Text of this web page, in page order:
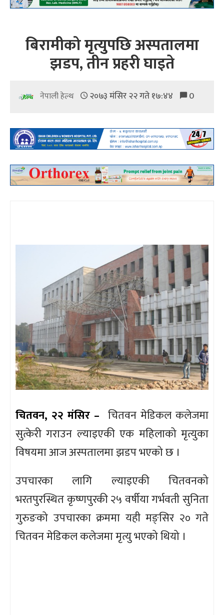
बिरामीको मृत्युपछि अस्पतालमा
झडप, तीन प्रहरी घाइते
नेपाली हेल्थ २०७३ मंसिर २२ गते १७:४४ 0
चितवन, २२ मंसिर – चितवन मेडिकल कलेजमा
सुत्केरी गराउन ल्याइएकी एक महिलाको मृत्युका
विषयमा आज अस्पतालमा झडप भएको छ ।
उपचारका लागि ल्याइएकी चितवनको
भरतपुरस्थित कृष्णपुरकी २५ वर्षीया गर्भवती सुनिता
गुरुङको उपचारका क्रममा यही मङ्सिर २० गते
चितवन मेडिकल कलेजमा मृत्यु भएको थियो ।